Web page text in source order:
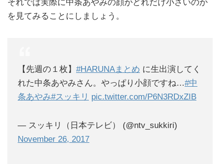
それでは実際に中条あやみの顔がどれだけ小さいのか
を見てみることにしましょう。
【先週の１枚】 #HARUNAまとめ に生出演してく
れた中条あやみさん。やっぱり小顔ですね…#中
条あやみ#スッキリ pic.twitter.com/P6N3RDxZIB
— スッキリ（日本テレビ） (@ntv_sukkiri)
November 26, 2017